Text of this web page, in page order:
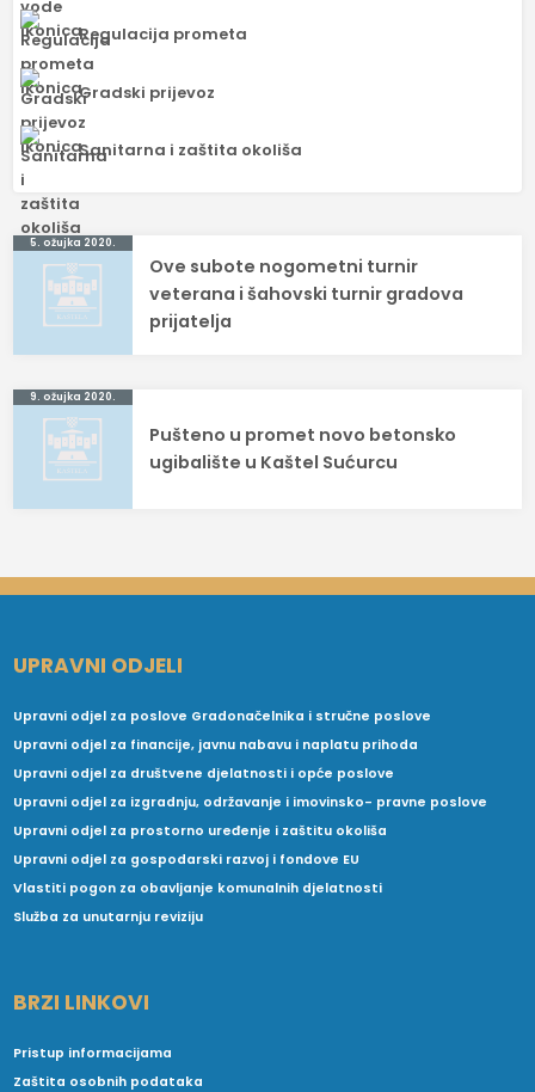
Regulacija prometa
Gradski prijevoz
Sanitarna i zaštita okoliša
Navigacija
objava
5. ožujka 2020.
Ove subote nogometni turnir
veterana i šahovski turnir gradova
prijatelja
9. ožujka 2020.
Pušteno u promet novo betonsko
ugibalište u Kaštel Sućurcu
UPRAVNI ODJELI
Upravni odjel za poslove Gradonačelnika i stručne poslove
Upravni odjel za financije, javnu nabavu i naplatu prihoda
Upravni odjel za društvene djelatnosti i opće poslove
Upravni odjel za izgradnju, održavanje i imovinsko- pravne poslove
Upravni odjel za prostorno uređenje i zaštitu okoliša
Upravni odjel za gospodarski razvoj i fondove EU
Vlastiti pogon za obavljanje komunalnih djelatnosti
Služba za unutarnju reviziju
BRZI LINKOVI
Pristup informacijama
Zaštita osobnih podataka